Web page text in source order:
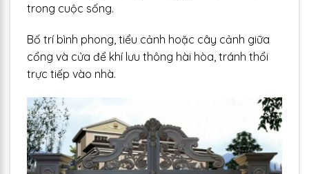
trong cuộc sống.
Bố trí bình phong, tiểu cảnh hoặc cây cảnh giữa
cổng và cửa để khí lưu thông hài hòa, tránh thổi
trực tiếp vào nhà.